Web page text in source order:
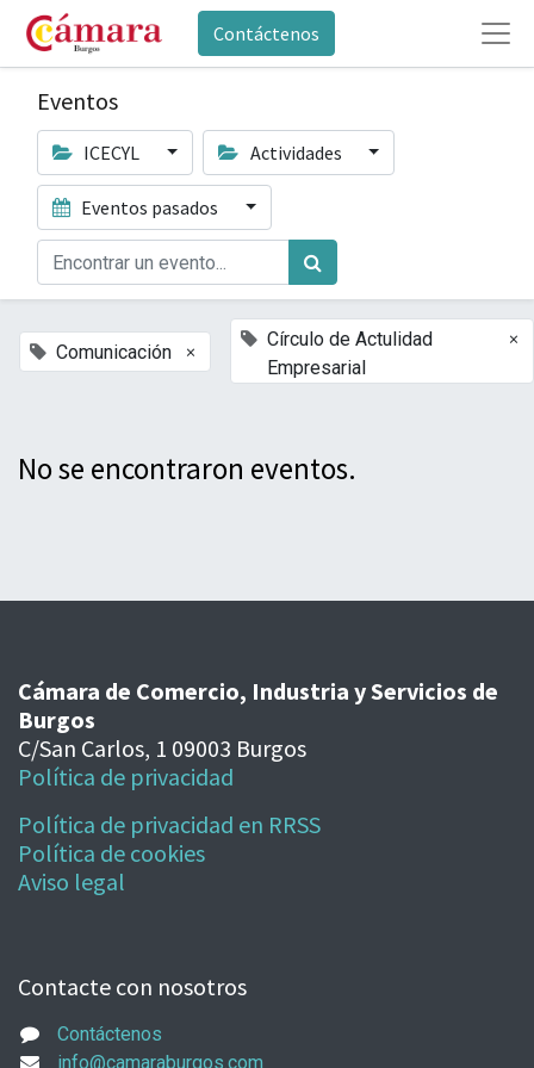
Contáctenos
Eventos
ICECYL Actividades
Eventos pasados
Comunicación ×
Círculo de Actulidad
Empresarial
×
No se encontraron eventos.
Cámara de Comercio, Industria y Servicios de
Burgos
C/San Carlos, 1 09003 Burgos
Política de privacidad
Política de privacidad en RRSS
Política de cookies
Aviso legal
Contacte con nosotros
Contáctenos
info@camaraburgos.com